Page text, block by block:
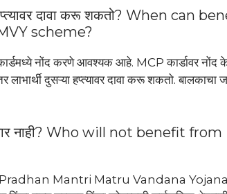
दावा करू शकतो? When can
scheme?
नोंद करणे आवश्यक आहे. MCP कार्डावर नोंद
दुसऱ्या हप्त्यावर दावा करू शकतो. बालकाचा
नाही? Who will not benefit
Pradhan Mantri Matru Vandana